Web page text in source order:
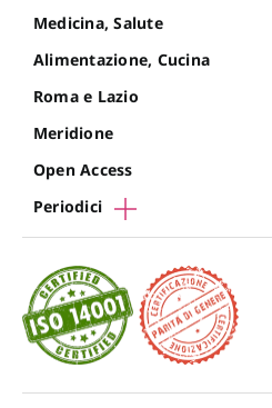
Medicina, Salute
Alimentazione, Cucina
Roma e Lazio
Meridione
Open Access
Periodici